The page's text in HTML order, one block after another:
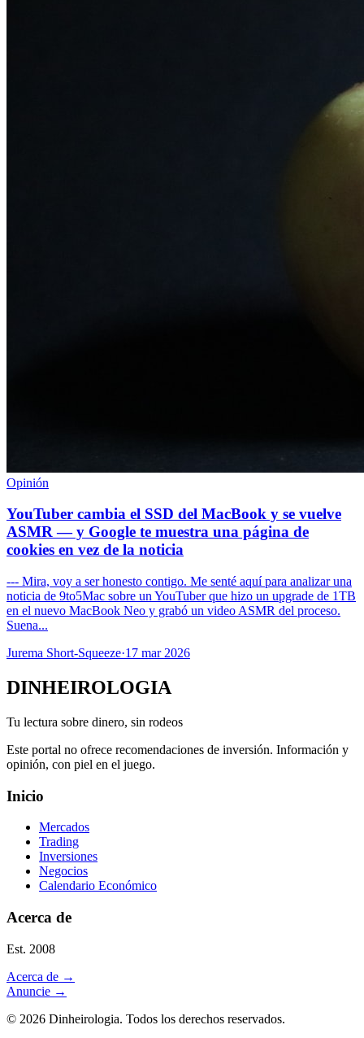
Opinión
YouTuber cambia el SSD del MacBook y se vuelve
ASMR — y Google te muestra una página de
cookies en vez de la noticia
--- Mira, voy a ser honesto contigo. Me senté aquí para analizar una
noticia de 9to5Mac sobre un YouTuber que hizo un upgrade de 1TB
en el nuevo MacBook Neo y grabó un video ASMR del proceso.
Suena...
Jurema Short-Squeeze·17 mar 2026
DINHEIROLOGIA
Tu lectura sobre dinero, sin rodeos
Este portal no ofrece recomendaciones de inversión. Información y
opinión, con piel en el juego.
Inicio
Mercados
Trading
Inversiones
Negocios
Calendario Económico
Acerca de
Est. 2008
Acerca de →
Anuncie →
© 2026 Dinheirologia. Todos los derechos reservados.